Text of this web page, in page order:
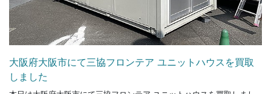
大阪府大阪市にて三協フロンテア ユニットハウスを買取
しました